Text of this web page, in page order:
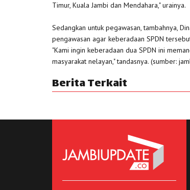
Timur, Kuala Jambi dan Mendahara," urainya.
Sedangkan untuk pegawasan, tambahnya,
pengawasan agar keberadaan SPDN
"Kami ingin keberadaan dua SPDN ini
masyarakat nelayan," tandasnya. (sumber:
Berita Terkait